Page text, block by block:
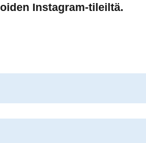
Instagram-tileiltä.